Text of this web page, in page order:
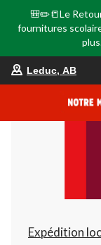
🎒✏️📒Le
fournitures
Leduc, AB
Expédition